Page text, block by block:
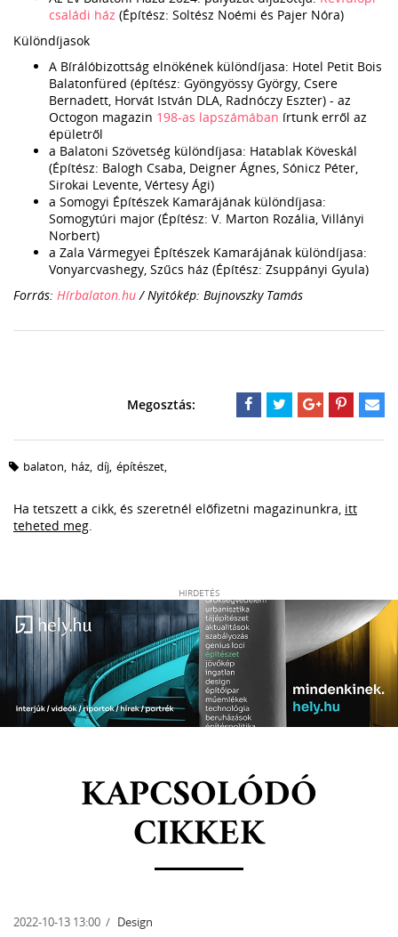
családi ház (Építész: Soltész Noémi és Pajer Nóra)
Különdíjasok
A Bírálóbizottság elnökének különdíjasa: Hotel Petit Bois
Balatonfüred (építész: Gyöngyössy György, Csere
Bernadett, Horvát István DLA, Radnóczy Eszter) - az
Octogon magazin 198-as lapszámában írtunk erről az
épületről
a Balatoni Szövetség különdíjasa: Hatablak Köveskál
(Építész: Balogh Csaba, Deigner Ágnes, Sónicz Péter,
Sirokai Levente, Vértesy Ági)
a Somogyi Építészek Kamarájának különdíjasa:
Somogytúri major (Építész: V. Marton Rozália, Villányi
Norbert)
a Zala Vármegyei Építészek Kamarájának különdíjasa:
Vonyarcvashegy, Szűcs ház (Építész: Zsuppányi Gyula)
Forrás: Hírbalaton.hu/ Nyitókép: Bujnovszky Tamás
balaton, ház, díj, építészet,
Ha tetszett a cikk, és szeretnél előfizetni magazinunkra, itt
teheted meg.
HIRDETÉS
KAPCSOLÓDÓ
CIKKEK
2022-10-13 13:00 Design